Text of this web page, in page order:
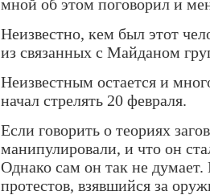
мной об этом поговорил и
Неизвестно, кем был этот
из связанных с Майданом
Неизвестным остается и
начал стрелять 20 февраля.
Если говорить о теориях
манипулировали, и что он
Однако сам он так не
протестов, взявшийся за